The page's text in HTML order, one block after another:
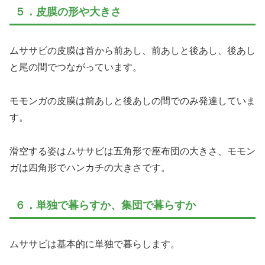
５．皮膜の形や大きさ
ムササビの皮膜は首から前あし、前あしと後あし、後あし
と尾の間でつながっています。
モモンガの皮膜は前あしと後あしの間でのみ発達していま
す。
滑空する姿はムササビは五角形で座布団の大きさ、モモン
ガは四角形でハンカチの大きさです。
６．単独で暮らすか、集団で暮らすか
ムササビは基本的に単独で暮らします。